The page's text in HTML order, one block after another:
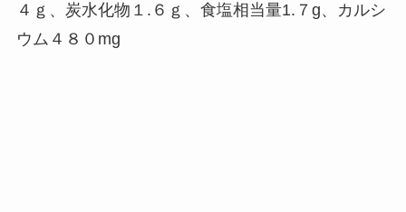
４ｇ、炭水化物１.６ｇ、食塩相当量1.７g、カルシ
ウム４８０mg